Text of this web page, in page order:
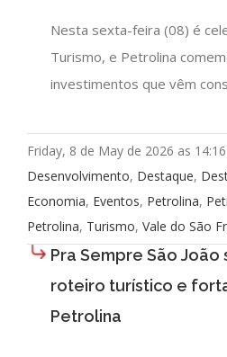
Nesta sexta-feira (08) é
Turismo, e Petrolina
investimentos que vêm
Friday, 8 de May de 2026 as 14:16
Desenvolvimento, Destaque,
Economia, Eventos, Petrolina,
Petrolina, Turismo, Vale do São
Pra Sempre São João
roteiro turístico e
Petrolina